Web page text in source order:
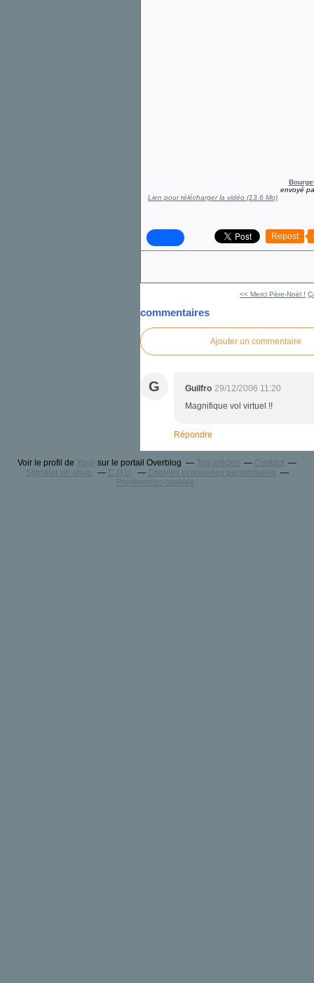
envoyé
Lien pour télécharger la vidéo (13.6 Mo)
Repost
<< Merci Père-Noël !
commentaires
Ajouter un commentaire
G Guilfro 29/12/2006 11:20
Magnifique vol virtuel !!
Répondre
Voir le profil de Yoyo sur le portail Overblog Top articles
Contact
Signaler un abus
C.G.U.
Cookies et données personnelles
Préférences cookies